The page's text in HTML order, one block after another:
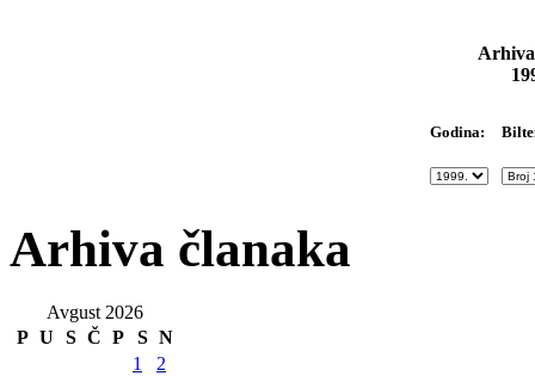
Godina:
Arhiva članaka
Avgust 2026
P U S Č P S N
1
2